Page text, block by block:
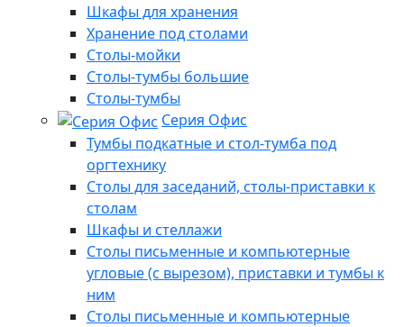
Шкафы для хранения
Хранение под столами
Столы-мойки
Столы-тумбы большие
Столы-тумбы
Серия Офис
Тумбы подкатные и стол-тумба под
оргтехнику
Столы для заседаний, столы-приставки к
столам
Шкафы и стеллажи
Столы письменные и компьютерные
угловые (с вырезом), приставки и тумбы к
ним
Столы письменные и компьютерные